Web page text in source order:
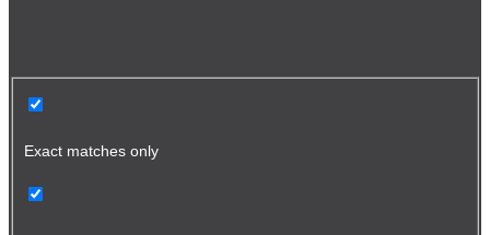
Exact matches only